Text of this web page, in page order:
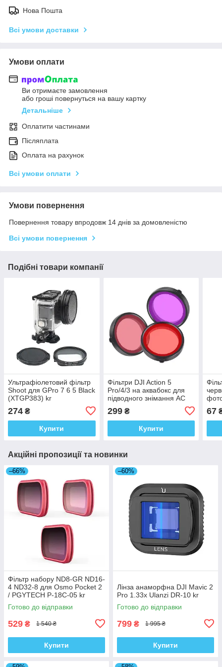
Нова Пошта
Всі умови доставки
Умови оплати
Ви отримаєте замовлення
або гроші повернуться на вашу картку
Детальніше
Оплатити частинами
Післяплата
Оплата на рахунок
Всі умови оплати
Умови повернення
Повернення товару впродовж 14 днів за домовленістю
Всі умови повернення
Подібні товари компанії
Ультрафіолетовий фільтр
Shoot для GPro 7 6 5 Black
(XTGP383) kr
274 ₴
Купити
Фільтри DJI Action 5
Pro/4/3 на аквабокс для
підводного знімання AC
299₴
Купити
67
Акційні пропозиції та новинки
–66%
Фільтр набору ND8-GR ND16-
4 ND32-8 для Osmo Pocket 2
/ PGYTECH P-18C-05 kr
Готово до відправки
529 ₴ 1 540 ₴
Купити
–60%
Лінза анаморфна DJI Mavic 2
Pro 1.33x Ulanzi DR-10 kr
Готово до відправки
799 ₴ 1 995 ₴
Купити